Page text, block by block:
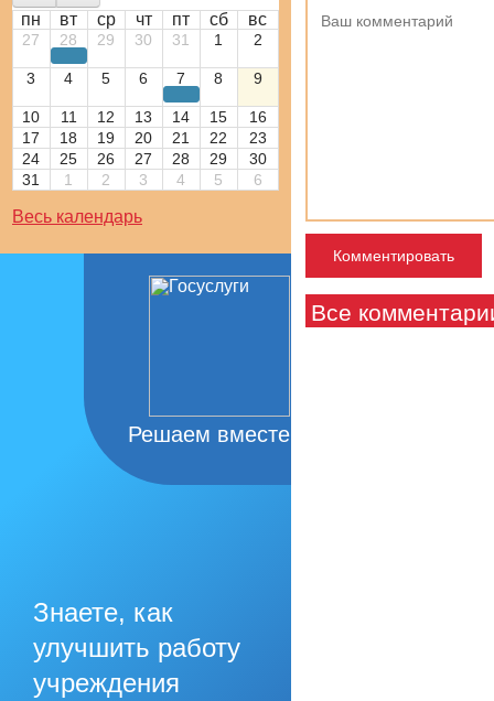
пн вт ср чт пт сб вс
27 28 29 30 31 1 2
3 4 5 6 7 8 9
10 11 12 13 14 15
16
17
18 19 20 21 22
23
24
25 26 27 28 29
30
31
1 2 3 4 5 6
Весь календарь
Решаем вместе
Знаете, как
улучшить работу
учреждения
Все